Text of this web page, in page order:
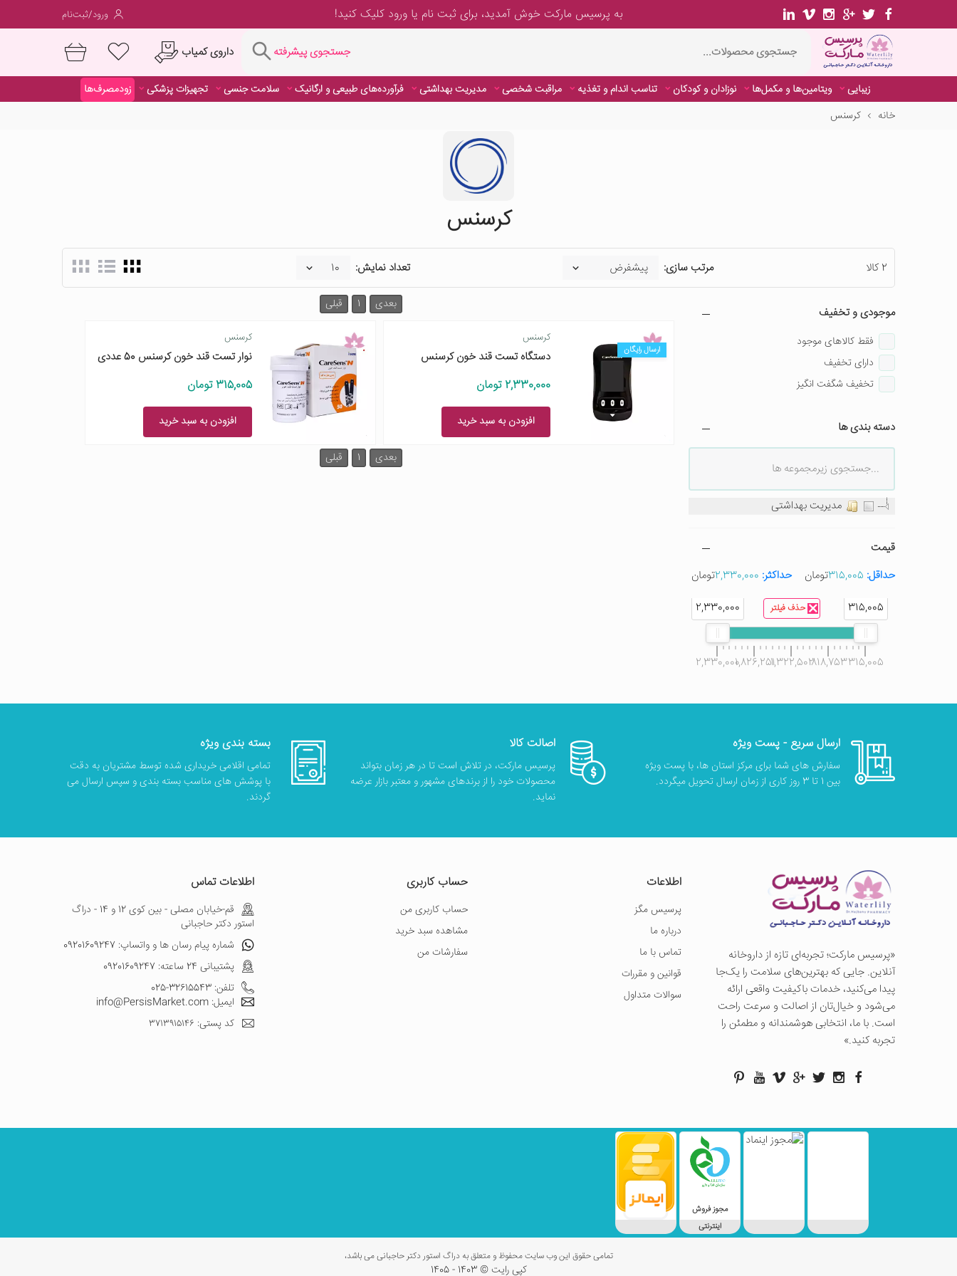
داروی کمیاب
به پرسیس مارکت خوش آمدید، برایثبت نام یا ورودکلیک کنید! ورود/ثبت‌نام
جستجوی پیشرفته داروی کمیاب
زیبایی ویتامین‌ها و مکمل‌ها نوزادان و کودکان تناسب اندام و تغذیه مراقبت شخصی مدیریت بهداشتی فرآورده‌های طبیعی و ارگانیک سلامت جنسی تجهیزات پزشکی
زودمصرف‌ها
خانه
کرسنس
کرسنس
2 کالا مرتب سازی: تعداد نمایش:
موجودی و تخفیف
فقط کالاهای موجود
دارای تخفیف
تخفیف شگفت انگیز
دسته بندی ها
مدیریت بهداشتی
قیمت
حداقل: 315,005تومان حداکثر: 2,330,000تومان
حذف فیلتر 315,005
2,330,000
315,005
818,753
1,322,502
1,826,251
2,330,000
قبلی 1 بعدی
ارسال رایگان
کرسنس
دستگاه تست قند خون کرسنس
2,330,000 تومان
افزودن به سبد خرید
کرسنس
نوار تست قند خون کرسنس 50 عددی
315,005 تومان
افزودن به سبد خرید
قبلی 1 بعدی
ارسال سریع - پست ویژه
سفارش های شما برای مرکز استان ها، با پست ویژه
بین 1 تا 3 روز کاری از زمان ارسال تحویل میگردد.
اصالت کالا
پرسیس مارکت، در تلاش است تا در هر زمان بتواند
محصولات خود را از برندهای مشهور و معتبر بازار عرضه
نماید.
بسته بندی ویژه
تمامی اقلامی خریداری شده توسط مشتریان به دقت
با پوشش های مناسب بسته بندی و سپس ارسال می
گردند.
«پرسيس ماركت؛ تجربه‌ای تازه از داروخانه
آنلاین. جایی که بهترین‌های سلامت را یک‌جا
پیدا می‌کنید، خدمات باکیفیت واقعی ارائه
می‌شود و خیال‌تان از اصالت و سرعت راحت
است. با ما، انتخابی هوشمندانه و مطمئن را
تجربه کنید.»
اطلاعات
پرسیس مگز
درباره ما
تماس با ما
قوانین و مقررات
سوالات متداول
حساب کاربری
حساب کاربری من
مشاهده سبد خرید
سفارشات من
اطلاعات تماس
قم-خیابان مصلی - بین کوی 12 و 14 - دراگ
استور دکتر حاجبانی
شماره پیام رسان ها و واتساپ: 09201609247
پشتیبانی 24 ساعته: 09201609247
تلفن: 32615543-025
ایمیل: info@PersisMarket.com
کد پستی: ۳۷۱۳۹۱۵۱۴۶
مجوز فروش
اینترنتی
تمامی حقوق این وب سایت محفوظ و متعلق به دراگ استور دکتر حاجبانی می باشد،
کپی رایت © 1403 - 1405